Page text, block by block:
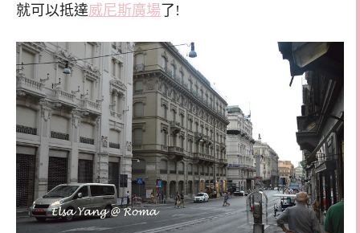
就可以抵達威尼斯廣場 了!